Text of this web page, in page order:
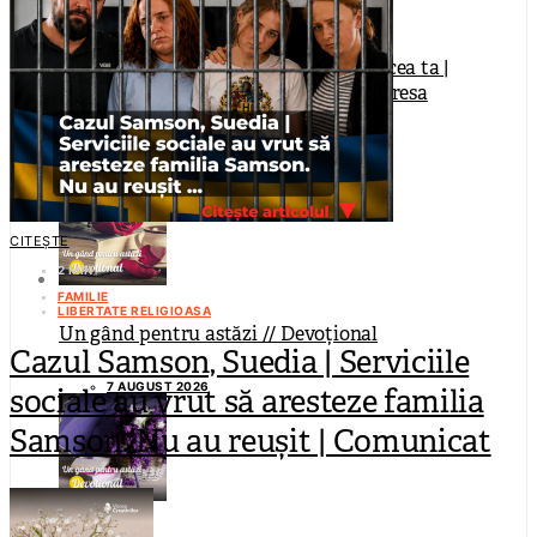
Sara și Tiana Samson au nevoie de vocea ta |
Campanie de protest prin e-mail la adresa
autorităților suedeze
7 AUGUST 2026
Un gând pentru astăzi // Devoțional
7 AUGUST 2026
CITEȘTE
2 MIN
FAMILIE
LIBERTATE RELIGIOASA
Cazul Samson, Suedia | Serviciile
sociale au vrut să aresteze familia
Samson. Nu au reușit | Comunicat